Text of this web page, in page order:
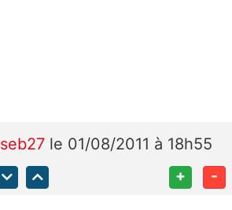
seb27 le 01/08/2011 à 18h55
+ -